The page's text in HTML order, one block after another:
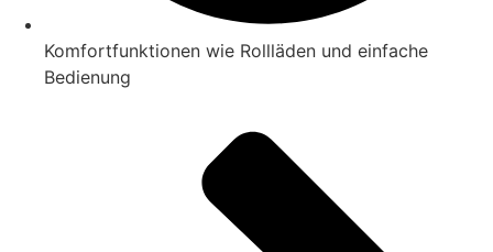
Komfortfunktionen wie Rollläden und einfache
Bedienung